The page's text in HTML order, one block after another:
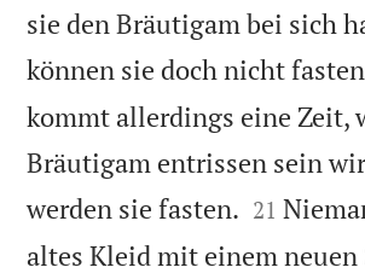
sie den Bräutigam bei sich
können sie doch nicht
kommt allerdings eine Zeit,
Bräutigam entrissen sein
werden sie fasten. 

21
altes Kleid mit einem neuen